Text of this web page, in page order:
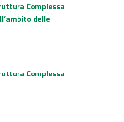
Complessa
delle
Complessa